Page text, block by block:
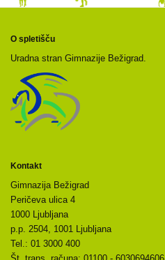
O spletišču
Uradna stran Gimnazije Bežigrad.
Kontakt
Gimnazija Bežigrad
Peričeva ulica 4
1000 Ljubljana
p.p. 2504, 1001 Ljubljana
Tel.: 01 3000 400